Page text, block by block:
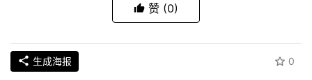
赞 (0)
生成海报 0